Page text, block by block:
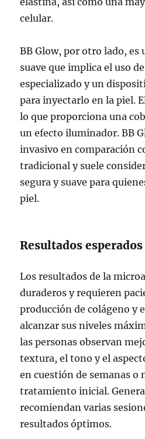
celular.
BB Glow, por otro lado,
suave que implica el uso
especializado y un
para inyectarlo en la piel.
lo que proporciona una
un efecto iluminador. BB
invasivo en comparación
tradicional y suele
segura y suave para
piel.
Resultados esperados
Los resultados de la
duraderos y requieren
producción de colágeno y
alcanzar sus niveles
las personas observan
textura, el tono y el
en cuestión de semanas o
tratamiento inicial.
recomiendan varias
resultados óptimos.